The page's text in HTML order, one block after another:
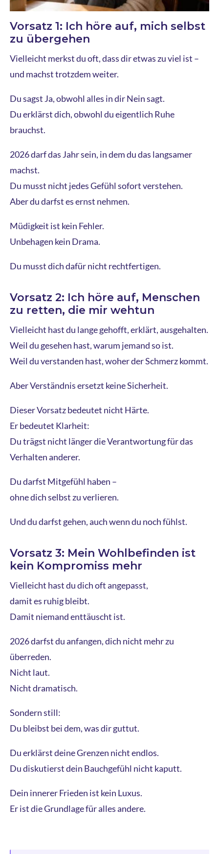
Vorsatz 1: Ich höre auf, mich selbst
zu übergehen
Vielleicht merkst du oft, dass dir etwas zu viel ist –
und machst trotzdem weiter.
Du sagst Ja, obwohl alles in dir Nein sagt.
Du erklärst dich, obwohl du eigentlich Ruhe
brauchst.
2026 darf das Jahr sein, in dem du das langsamer
machst.
Du musst nicht jedes Gefühl sofort verstehen.
Aber du darfst es ernst nehmen.
Müdigkeit ist kein Fehler.
Unbehagen kein Drama.
Du musst dich dafür nicht rechtfertigen.
Vorsatz 2: Ich höre auf, Menschen
zu retten, die mir wehtun
Vielleicht hast du lange gehofft, erklärt, ausgehalten.
Weil du gesehen hast, warum jemand so ist.
Weil du verstanden hast, woher der Schmerz kommt.
Aber Verständnis ersetzt keine Sicherheit.
Dieser Vorsatz bedeutet nicht Härte.
Er bedeutet Klarheit:
Du trägst nicht länger die Verantwortung für das
Verhalten anderer.
Du darfst Mitgefühl haben –
ohne dich selbst zu verlieren.
Und du darfst gehen, auch wenn du noch fühlst.
Vorsatz 3: Mein Wohlbefinden ist
kein Kompromiss mehr
Vielleicht hast du dich oft angepasst,
damit es ruhig bleibt.
Damit niemand enttäuscht ist.
2026 darfst du anfangen, dich nicht mehr zu
überreden.
Nicht laut.
Nicht dramatisch.
Sondern still:
Du bleibst bei dem, was dir guttut.
Du erklärst deine Grenzen nicht endlos.
Du diskutierst dein Bauchgefühl nicht kaputt.
Dein innerer Frieden ist kein Luxus.
Er ist die Grundlage für alles andere.